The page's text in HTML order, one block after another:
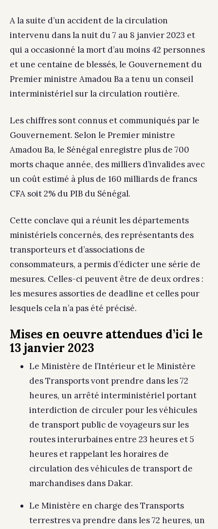
A la suite d’un accident de la circulation
intervenu dans la nuit du 7 au 8 janvier 2023 et
qui a occasionné la mort d’au moins 42 personnes
et une centaine de blessés, le Gouvernement du
Premier ministre Amadou Ba a tenu un conseil
interministériel sur la circulation routière.
Les chiffres sont connus et communiqués par le
Gouvernement. Selon le Premier ministre
Amadou Ba, le Sénégal enregistre plus de 700
morts chaque année, des milliers d’invalides avec
un coût estimé à plus de 160 milliards de francs
CFA soit 2% du PIB du Sénégal.
Cette conclave qui a réunit les départements
ministériels concernés, des représentants des
transporteurs et d’associations de
consommateurs, a permis d’édicter une série de
mesures. Celles-ci peuvent être de deux ordres :
les mesures assorties de deadline et celles pour
lesquels cela n’a pas été précisé.
Mises en oeuvre attendues d’ici le
13 janvier 2023
Le Ministère de l’Intérieur et le Ministère
des Transports vont prendre dans les 72
heures, un arrêté interministériel portant
interdiction de circuler pour les véhicules
de transport public de voyageurs sur les
routes interurbaines entre 23 heures et 5
heures et rappelant les horaires de
circulation des véhicules de transport de
marchandises dans Dakar.
Le Ministère en charge des Transports
terrestres va prendre dans les 72 heures, un